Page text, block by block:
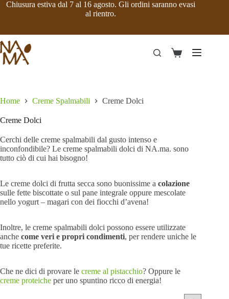
Salta
Chiusura estiva dal 7 al 16 agosto. Gli ordini saranno evasi
al rientro.
Carrello
Home Creme Spalmabili Creme Dolci
Creme Dolci
Cerchi delle creme spalmabili dal gusto intenso e
inconfondibile? Le creme spalmabili dolci di NA.ma. sono
tutto ciò di cui hai bisogno!
Le creme dolci di frutta secca sono buonissime a colazione
sulle fette biscottate o sul pane integrale oppure mescolate
nello yogurt – magari con dei fiocchi d’avena!
Inoltre, le creme spalmabili dolci possono essere utilizzate
anche come veri e propri condimenti, per rendere uniche le
tue ricette preferite.
Che ne dici di provare le creme al pistacchio? Oppure le
creme proteiche per uno spuntino ricco di energia!